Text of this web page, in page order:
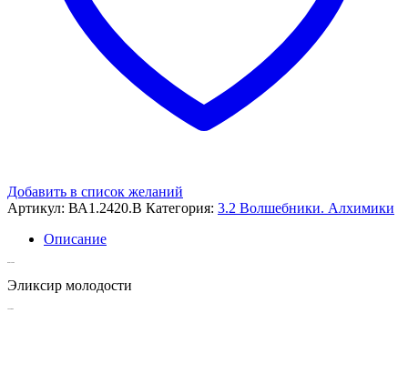
Добавить в список желаний
Артикул: ВА1.2420.В Категория: 3.2 Волшебники. Алхимики
Описание
Эликсир молодости